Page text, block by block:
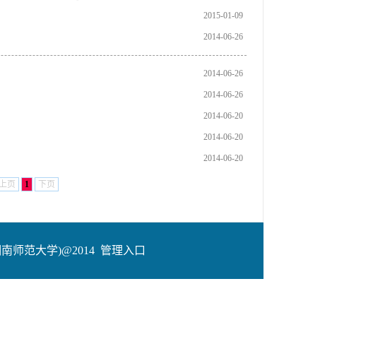
2015-01-09
2014-06-26
2014-06-26
2014-06-26
2014-06-20
2014-06-20
2014-06-20
上页 1 下页
师范大学)@2014 管理入口